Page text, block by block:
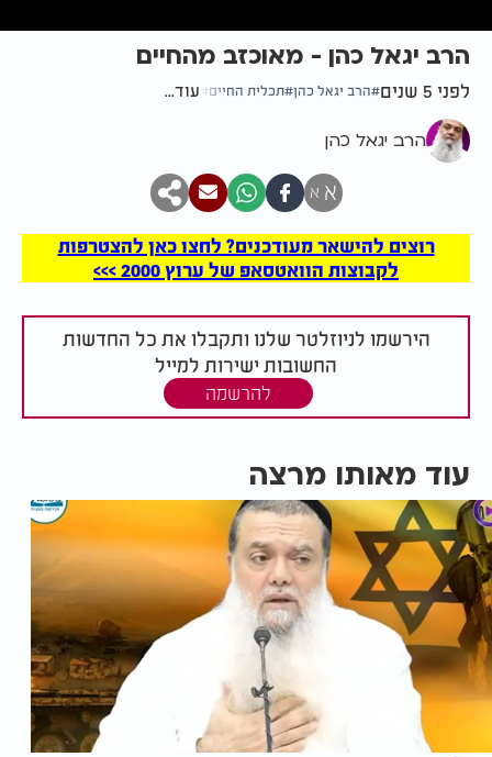
הרב יגאל כהן - מאוכזב מהחיים
לפני 5 שנים הרב יגאל כהן תכלית החיים עוד...
הרב יגאל כהן
א א
רוצים להישאר מעודכנים? לחצו כאן להצטרפות
לקבוצות הוואטסאפ של ערוץ 2000 >>>
הירשמו לניוזלטר שלנו ותקבלו את כל החדשות
החשובות ישירות למייל
להרשמה
עוד מאותו מרצה